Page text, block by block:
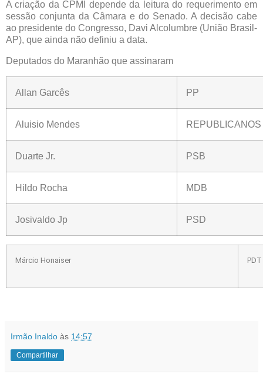
A criação da CPMI depende da leitura do requerimento em
sessão conjunta da Câmara e do Senado. A decisão cabe
ao presidente do Congresso, Davi Alcolumbre (União Brasil-
AP), que ainda não definiu a data.
Deputados do Maranhão que assinaram
Allan Garcês PP
Aluisio Mendes REPUBLICANOS
Duarte Jr. PSB
Hildo Rocha MDB
Josivaldo Jp PSD
Márcio Honaiser PDT
Irmão Inaldo às 14:57
Compartilhar